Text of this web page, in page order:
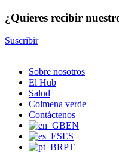
¿Quieres recibir
Suscribir
Sobre nosotros
El Hub
Salud
Colmena verde
Contáctenos
EN
ES
PT